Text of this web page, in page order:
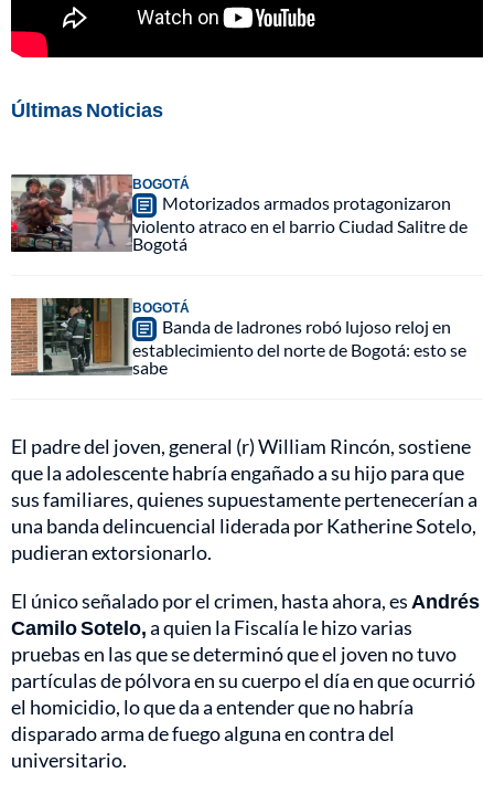
Últimas Noticias
BOGOTÁ
Motorizados armados protagonizaron
violento atraco en el barrio Ciudad Salitre de
Bogotá
BOGOTÁ
Banda de ladrones robó lujoso reloj en
establecimiento del norte de Bogotá: esto se
sabe
El padre del joven, general (r) William Rincón, sostiene
que la adolescente habría engañado a su hijo para que
sus familiares, quienes supuestamente pertenecerían a
una banda delincuencial liderada por Katherine Sotelo,
pudieran extorsionarlo.
El único señalado por el crimen, hasta ahora, es Andrés
Camilo Sotelo,a quien la Fiscalía le hizo varias
pruebas en las que se determinó que el joven no tuvo
partículas de pólvora en su cuerpo el día en que ocurrió
el homicidio, lo que da a entender que no habría
disparado arma de fuego alguna en contra del
universitario.